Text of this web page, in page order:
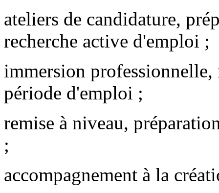
ateliers de candidature,
recherche active d'emploi ;
immersion
période d'emploi ;
remise à niveau,
;
accompagnement à la